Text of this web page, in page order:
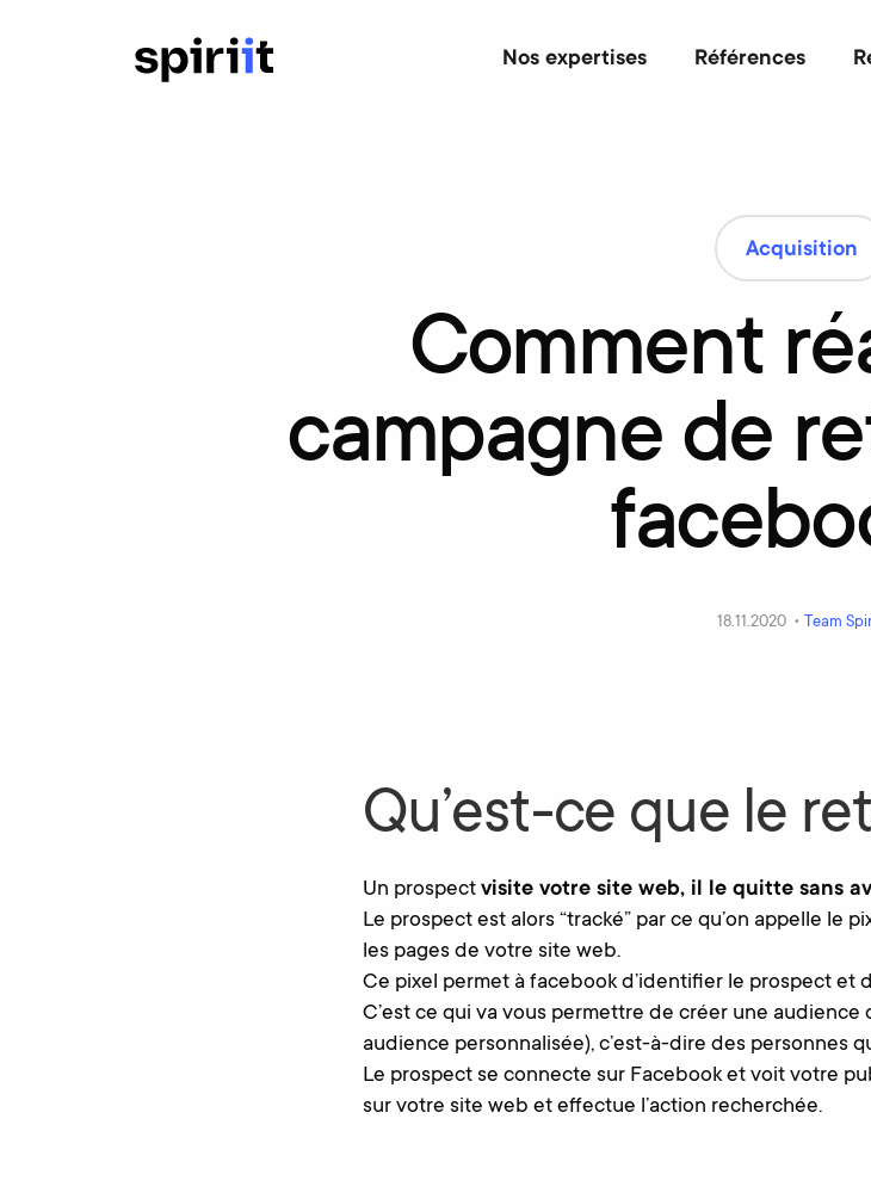
Nos expertises Références
Acquisition
Comment
campagne de
18.11.2020 • Team
Qu’est-ce que le
Un prospect visite votre site web, il le quitte sans
Le prospect est alors “tracké” par ce qu’on appelle le
les pages de votre site web.
Ce pixel permet à facebook d’identifier le prospect et
C’est ce qui va vous permettre de créer une audience
audience personnalisée), c’est-à-dire des personnes
Le prospect se connecte sur Facebook et voit votre
sur votre site web et effectue l’action recherchée.